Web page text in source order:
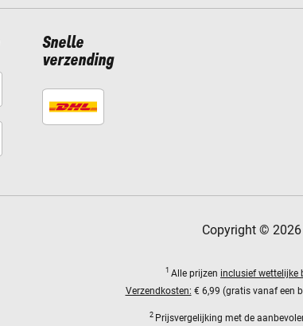
Snelle
verzending
Copyright ©
1 Alle prijzen inclusief wettelijke
Verzendkosten: € 6,99 (gratis vanaf een
2 Prijsvergelijking met de